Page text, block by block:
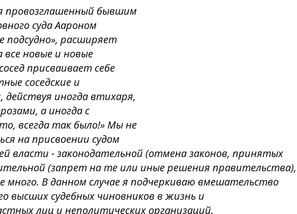
бывшим
суда Аароном
подсудно», расширяет
новые и новые
присваивает себе
соседские и
иногда втихаря,
а иногда с
всегда так было!» Мы не
на присвоении судом
власти - законодательной (отмена законов, принятых
(запрет на те или иные решения правительства),
много. В данном случае я подчеркиваю вмешательство
высших судебных чиновников в жизнь и
лиц и неполитических организаций.